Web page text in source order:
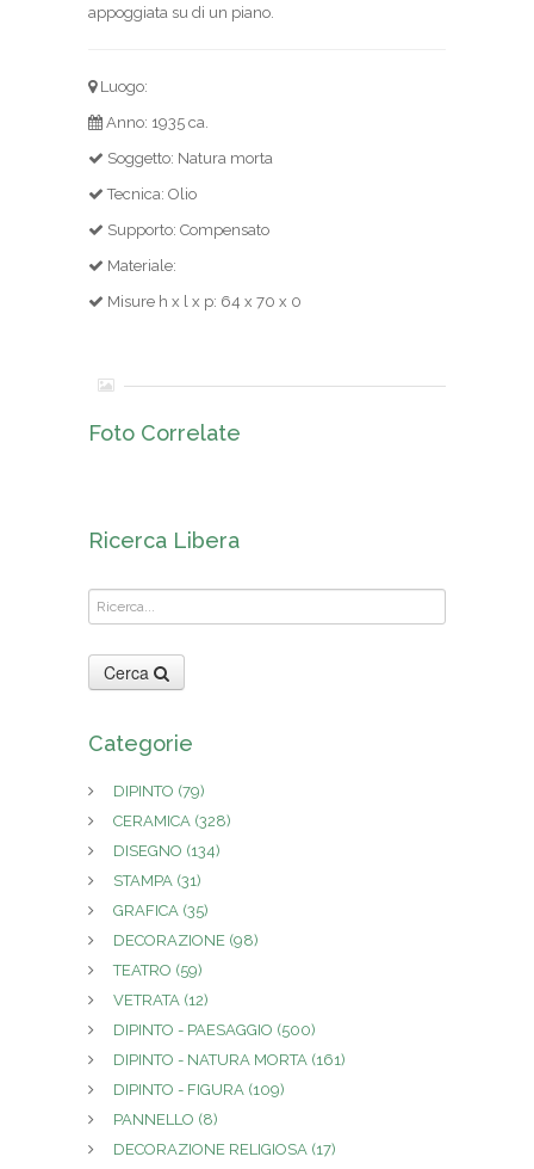
appoggiata su di un piano.
Luogo:
Anno: 1935 ca.
Soggetto: Natura morta
Tecnica: Olio
Supporto: Compensato
Materiale:
Misure h x l x p: 64 x 70 x 0
Foto Correlate
Ricerca Libera
Cerca
Categorie
DIPINTO (79)
CERAMICA (328)
DISEGNO (134)
STAMPA (31)
GRAFICA (35)
DECORAZIONE (98)
TEATRO (59)
VETRATA (12)
DIPINTO - PAESAGGIO (500)
DIPINTO - NATURA MORTA (161)
DIPINTO - FIGURA (109)
PANNELLO (8)
DECORAZIONE RELIGIOSA (17)